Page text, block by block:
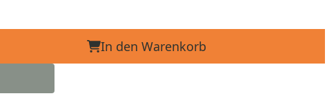
In den Warenkorb